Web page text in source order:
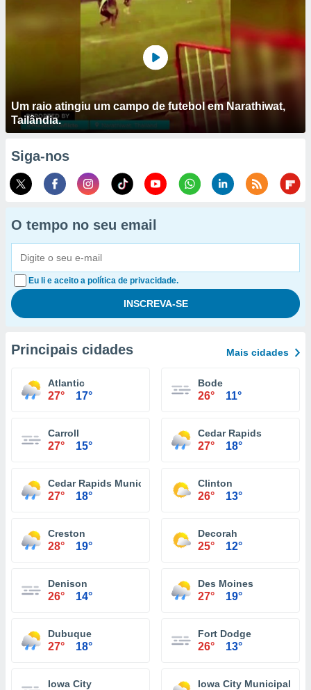
Um raio atingiu um campo de futebol em Narathiwat,
Tailândia.
Siga-nos
O tempo no seu email
Eu li e aceito a política de privacidade.
Principais cidades Mais cidades
Atlantic
27° 17°
Bode
26° 11°
Carroll
27° 15°
Cedar Rapids
27° 18°
Cedar Rapids Municipal Airport
27° 18°
Clinton
26° 13°
Creston
28° 19°
Decorah
25° 12°
Denison
26° 14°
Des Moines
27° 19°
Dubuque
27° 18°
Fort Dodge
26° 13°
Iowa City Iowa City Municipal